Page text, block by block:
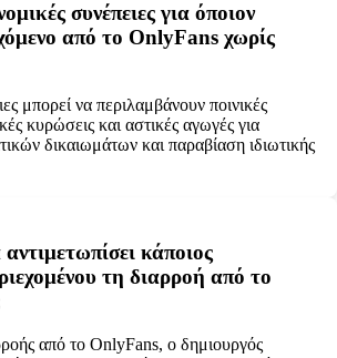
συνέπειες για όποιον
από το OnlyFans χωρίς
μπορεί να περιλαμβάνουν ποινικές
κυρώσεις και αστικές αγωγές για
δικαιωμάτων και παραβίαση ιδιωτικής
κάποιος
τη διαρροή από το
από το OnlyFans, ο δημιουργός